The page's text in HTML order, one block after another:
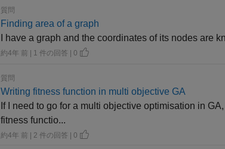
質問
Finding area of a graph
I have a graph and the coordinates of its nodes are
約4年 前 | 1 件の回答 | 0
質問
Writing fitness function in multi objective GA
If I need to go for a multi objective optimisation in
fitness functio...
約4年 前 | 2 件の回答 | 0